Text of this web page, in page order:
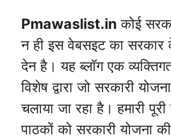
Pmawaslist.in कोई
न ही इस वेबसइट का
देन है। यह ब्लॉग एक
विशेष द्वारा जो सरकारी
चलाया जा रहा है। हमारी
पाठकों को सरकारी योजना